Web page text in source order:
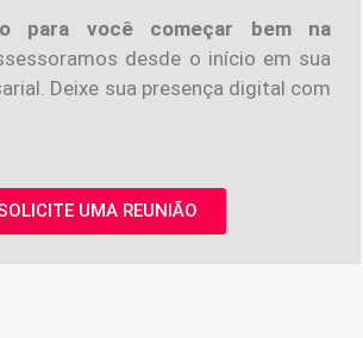
para você começar bem na
desde o início em sua
Deixe sua presença digital com
UMA REUNIÃO